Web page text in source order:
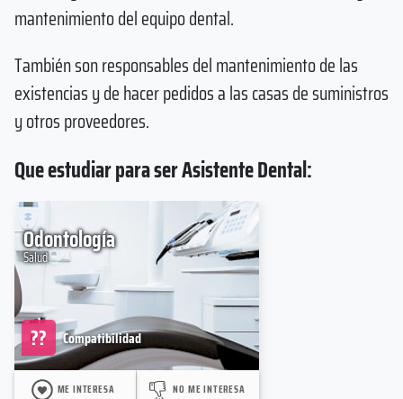
mantenimiento del equipo dental.
También son responsables del mantenimiento de las
existencias y de hacer pedidos a las casas de suministros
y otros proveedores.
Que estudiar para ser Asistente Dental:
Odontología
Salud
Compatibilidad
??
ME INTERESA NO ME INTERESA